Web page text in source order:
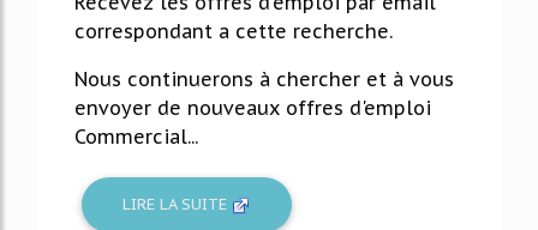
correspondant a cette recherche.
Nous continuerons à chercher et à vous
envoyer de nouveaux offres d'emploi
Commercial...
LIRE LA SUITE